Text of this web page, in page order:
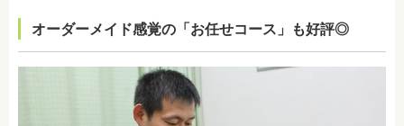
オーダーメイド感覚の「お任せコース」も好評◎